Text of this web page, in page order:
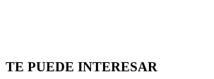
TE PUEDE INTERESAR